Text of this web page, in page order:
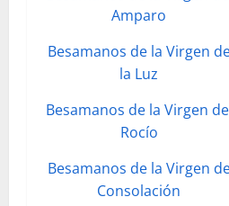
Amparo
Besamanos de la Virgen
la Luz
Besamanos de la Virgen
Rocío
Besamanos de la Virgen
Consolación